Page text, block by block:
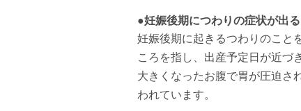
●妊娠後期につわりの症状が出
妊娠後期に起きるつわりのこと
ころを指し、出産予定日が近づ
大きくなったお腹で胃が圧迫さ
われています。